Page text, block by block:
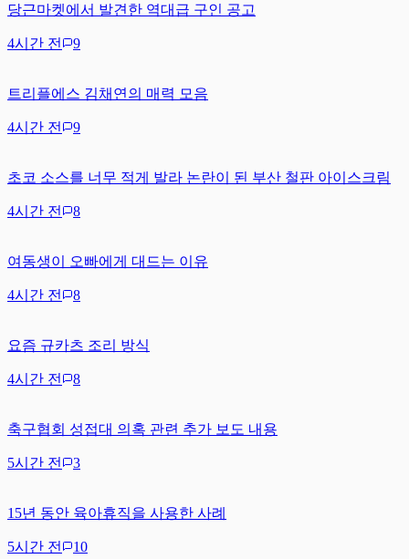
당근마켓에서 발견한 역대급 구인 공고
4시간 전 9
트리플에스 김채연의 매력 모음
4시간 전 9
초코 소스를 너무 적게 발라 논란이 된 부산 철판 아이스크림
4시간 전 8
여동생이 오빠에게 대드는 이유
4시간 전 8
요즘 규카츠 조리 방식
4시간 전 8
축구협회 성접대 의혹 관련 추가 보도 내용
5시간 전 3
15년 동안 육아휴직을 사용한 사례
5시간 전 10